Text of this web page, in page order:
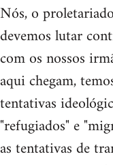
Nós, o
devemos lutar
com os nossos
aqui chegam,
tentativas
"refugiados" e
as tentativas de